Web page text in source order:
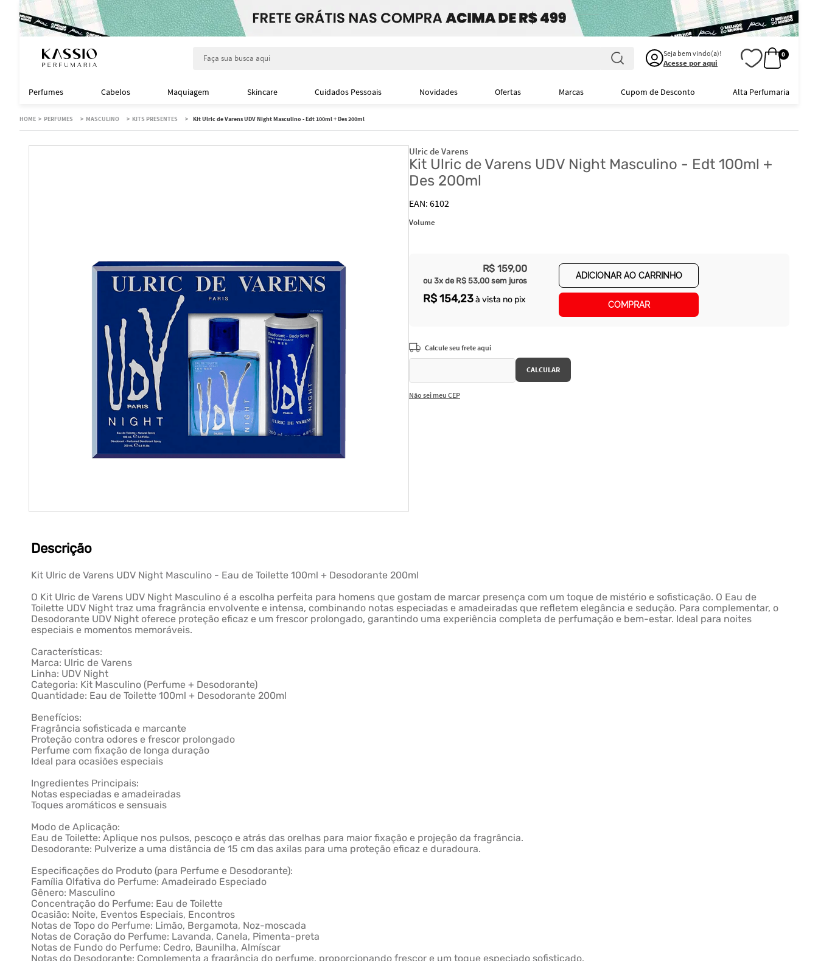
Seja bem vindo(a)!
Acesse por aqui
0
Perfumes Cabelos Maquiagem Skincare Cuidados Pessoais Novidades Ofertas Marcas Cupom de Desconto Alta Perfumaria
PERFUMES MASCULINO KITS PRESENTES Kit Ulric de Varens UDV Night Masculino - Edt 100ml + Des 200ml
Ulric de Varens
Kit Ulric de Varens UDV Night Masculino - Edt 100ml +
Des 200ml
6102
Volume
R$ 159,00
ou 3x de R$ 53,00 sem juros
R$154,23à vista no pix
ADICIONAR AO CARRINHO
COMPRAR
Não sei meu CEP
Descrição
Kit Ulric de Varens UDV Night Masculino - Eau de Toilette 100ml + Desodorante 200ml
O Kit Ulric de Varens UDV Night Masculino é a escolha perfeita para homens que gostam de marcar presença com um toque de mistério e sofisticação. O Eau de
Toilette UDV Night traz uma fragrância envolvente e intensa, combinando notas especiadas e amadeiradas que refletem elegância e sedução. Para complementar, o
Desodorante UDV Night oferece proteção eficaz e um frescor prolongado, garantindo uma experiência completa de perfumação e bem-estar. Ideal para noites
especiais e momentos memoráveis.
Características:
Marca: Ulric de Varens
Linha: UDV Night
Categoria: Kit Masculino (Perfume + Desodorante)
Quantidade: Eau de Toilette 100ml + Desodorante 200ml
Benefícios:
Fragrância sofisticada e marcante
Proteção contra odores e frescor prolongado
Perfume com fixação de longa duração
Ideal para ocasiões especiais
Ingredientes Principais:
Notas especiadas e amadeiradas
Toques aromáticos e sensuais
Modo de Aplicação:
Eau de Toilette: Aplique nos pulsos, pescoço e atrás das orelhas para maior fixação e projeção da fragrância.
Desodorante: Pulverize a uma distância de 15 cm das axilas para uma proteção eficaz e duradoura.
Especificações do Produto (para Perfume e Desodorante):
Família Olfativa do Perfume: Amadeirado Especiado
Gênero: Masculino
Concentração do Perfume: Eau de Toilette
Ocasião: Noite, Eventos Especiais, Encontros
Notas de Topo do Perfume: Limão, Bergamota, Noz-moscada
Notas de Coração do Perfume: Lavanda, Canela, Pimenta-preta
Notas de Fundo do Perfume: Cedro, Baunilha, Almíscar
Notas do Desodorante: Complementa a fragrância do perfume, proporcionando frescor e um toque especiado sofisticado.